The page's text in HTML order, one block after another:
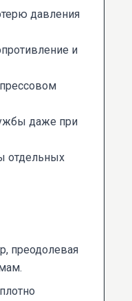
давления
и
даже при
отдельных
преодолевая